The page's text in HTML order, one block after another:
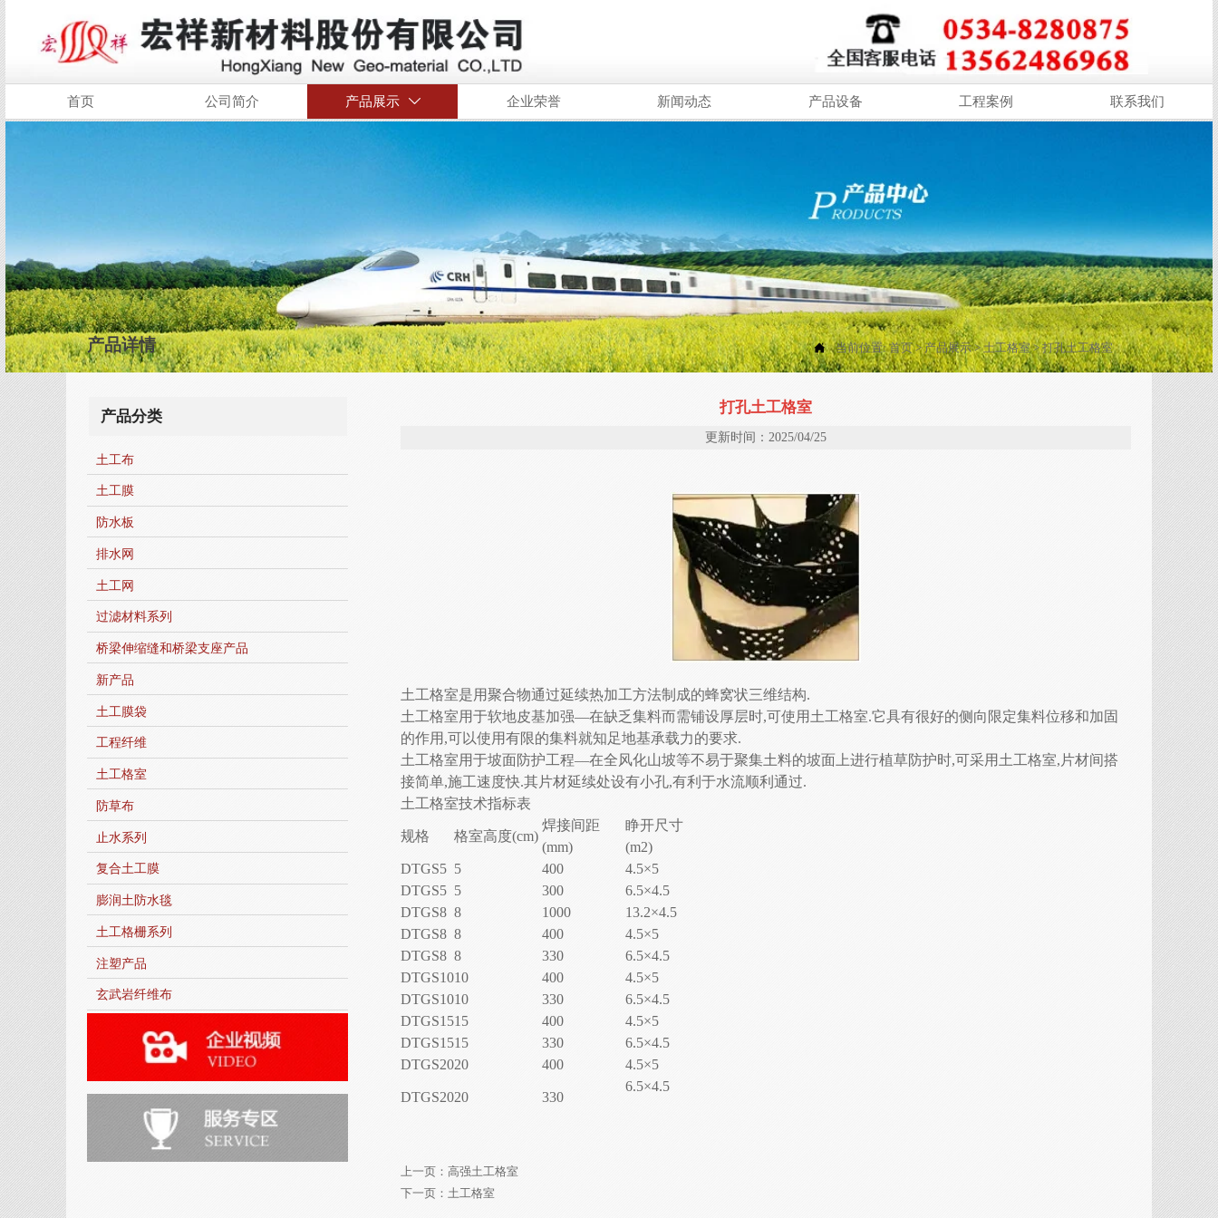
首页 公司简介 产品展示  企业荣誉 新闻动态 产品设备 工程案例 联系我们
产品详情  当前位置:首页>产品展示>土工格室>打孔土工格室
产品分类
土工布
土工膜
防水板
排水网
土工网
过滤材料系列
桥梁伸缩缝和桥梁支座产品
新产品
土工膜袋
工程纤维
土工格室
防草布
止水系列
复合土工膜
膨润土防水毯
土工格栅系列
注塑产品
玄武岩纤维布
打孔土工格室
更新时间：2025/04/25
土工格室是用聚合物通过延续热加工方法制成的蜂窝状三维结构.
土工格室用于软地皮基加强—在缺乏集料而需铺设厚层时,可使用土工格室.它具有很好的侧向限定集料位移和加固
的作用,可以使用有限的集料就知足地基承载力的要求.
土工格室用于坡面防护工程—在全风化山坡等不易于聚集土料的坡面上进行植草防护时,可采用土工格室,片材间搭
接简单,施工速度快.其片材延续处设有小孔,有利于水流顺利通过.
土工格室技术指标表
规格 格室高度(cm)
焊接间距
(mm)
睁开尺寸
(m2)
DTGS5 5 400
4.5×5
DTGS5 5 300
6.5×4.5
DTGS8 8 1000
13.2×4.5
DTGS8 8 400
4.5×5
DTGS8 8 330
6.5×4.5
DTGS1010 400
4.5×5
DTGS1010 330
6.5×4.5
DTGS1515 400
4.5×5
DTGS1515 330
6.5×4.5
DTGS2020 400 4.5×5
DTGS2020 330
6.5×4.5
上一页： 高强土工格室
下一页： 土工格室